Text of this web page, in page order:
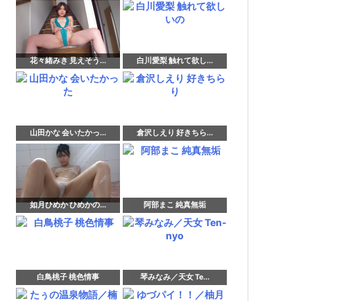
花々緒みき 見えそう... 白川愛梨 触れて欲し...
山田かな 会いたかっ... 倉沢しえり 好きちら...
如月ひめか ひめかの... 阿部まこ 純真無垢
白鳥桃子 桃色情事 琴みなみ／天女 Te...